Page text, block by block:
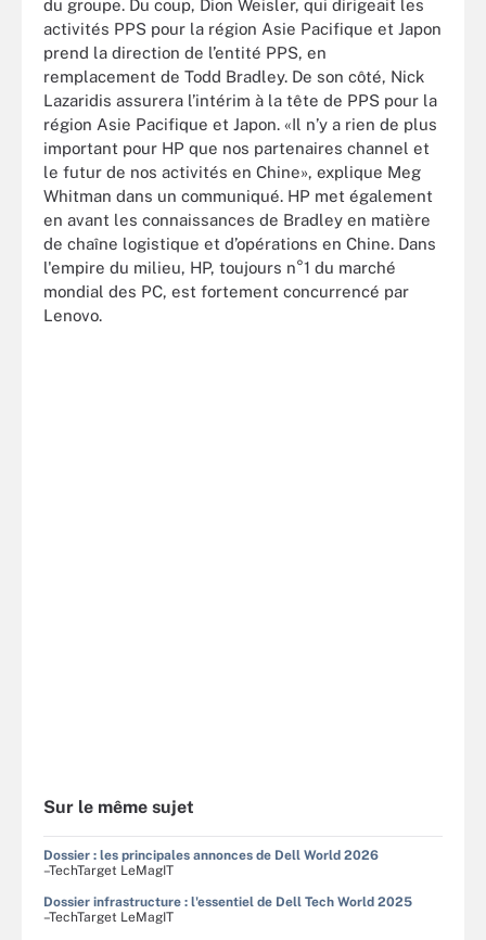
du groupe. Du coup, Dion Weisler, qui dirigeait les
activités PPS pour la région Asie Pacifique et Japon
prend la direction de l’entité PPS, en
remplacement de Todd Bradley. De son côté, Nick
Lazaridis assurera l’intérim à la tête de PPS pour la
région Asie Pacifique et Japon. «Il n’y a rien de plus
important pour HP que nos partenaires channel et
le futur de nos activités en Chine», explique Meg
Whitman dans un communiqué. HP met également
en avant les connaissances de Bradley en matière
de chaîne logistique et d’opérations en Chine. Dans
l'empire du milieu, HP, toujours n°1 du marché
mondial des PC, est fortement concurrencé par
Lenovo.
Sur le même sujet
Dossier : les principales annonces de Dell World 2026
–TechTarget LeMagIT
Dossier infrastructure : l'essentiel de Dell Tech World 2025
–TechTarget LeMagIT